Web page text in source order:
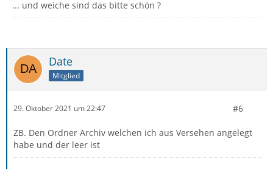
... und weiche sind das bitte schön ?
Date
Mitglied
29. Oktober 2021 um 22:47 #6
ZB. Den Ordner Archiv welchen ich aus Versehen angelegt
habe und der leer ist